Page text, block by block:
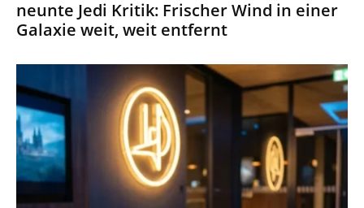
neunte Jedi Kritik: Frischer Wind in einer
Galaxie weit, weit entfernt